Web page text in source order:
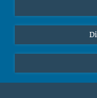
Alumnae | Alumni